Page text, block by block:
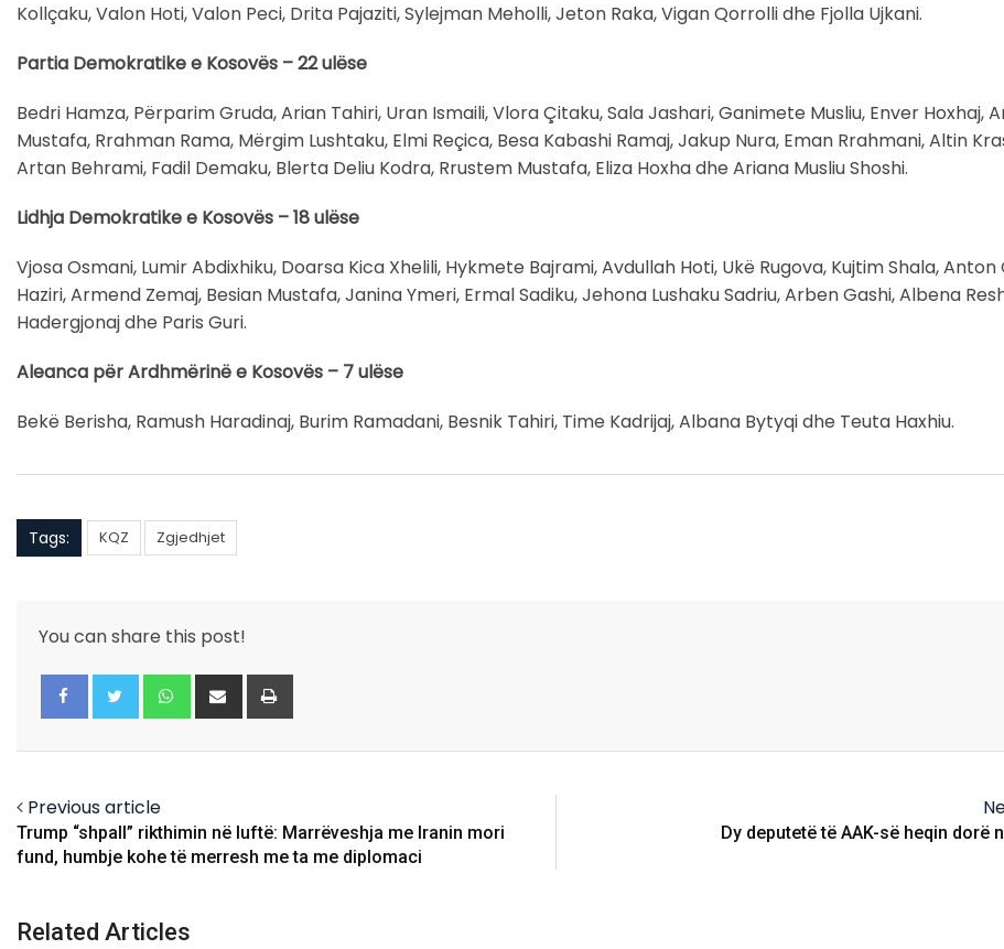
Kollçaku, Valon Hoti, Valon Peci, Drita Pajaziti, Sylejman Meholli, Jeton Raka, Vigan Qorrolli dhe Fjolla Ujkani.
Partia Demokratike e Kosovës – 22 ulëse
Bedri Hamza, Përparim Gruda, Arian Tahiri, Uran Ismaili, Vlora Çitaku, Sala Jashari, Ganimete Musliu, Enver Hoxhaj,
Mustafa, Rrahman Rama, Mërgim Lushtaku, Elmi Reçica, Besa Kabashi Ramaj, Jakup Nura, Eman Rrahmani, Altin
Artan Behrami, Fadil Demaku, Blerta Deliu Kodra, Rrustem Mustafa, Eliza Hoxha dhe Ariana Musliu Shoshi.
Lidhja Demokratike e Kosovës – 18 ulëse
Vjosa Osmani, Lumir Abdixhiku, Doarsa Kica Xhelili, Hykmete Bajrami, Avdullah Hoti, Ukë Rugova, Kujtim Shala, Anton
Haziri, Armend Zemaj, Besian Mustafa, Janina Ymeri, Ermal Sadiku, Jehona Lushaku Sadriu, Arben Gashi, Albena
Hadergjonaj dhe Paris Guri.
Aleanca për Ardhmërinë e Kosovës – 7 ulëse
Bekë Berisha, Ramush Haradinaj, Burim Ramadani, Besnik Tahiri, Time Kadrijaj, Albana Bytyqi dhe Teuta Haxhiu.
Tags: KQZ Zgjedhjet
You can share this post!
Whatsapp
Share
via
Previous article
Trump “shpall” rikthimin në luftë: Marrëveshja me Iranin mori
fund, humbje kohe të merresh me ta me diplomaci
Dy deputetë të AAK-së heqin dorë
Related Articles